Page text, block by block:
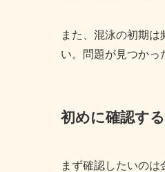
また、混泳の初期
い。問題が見つかっ
初めに確認す
まず確認したいのは